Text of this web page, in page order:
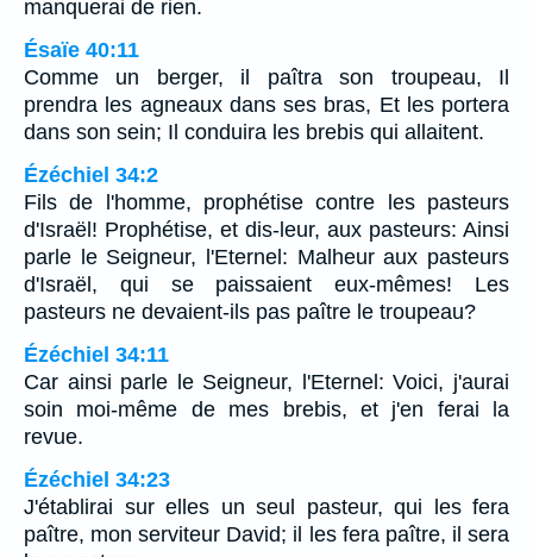
manquerai de rien.
Ésaïe 40:11
Comme un berger, il paîtra son troupeau, Il
prendra les agneaux dans ses bras, Et les portera
dans son sein; Il conduira les brebis qui allaitent.
Ézéchiel 34:2
Fils de l'homme, prophétise contre les pasteurs
d'Israël! Prophétise, et dis-leur, aux pasteurs: Ainsi
parle le Seigneur, l'Eternel: Malheur aux pasteurs
d'Israël, qui se paissaient eux-mêmes! Les
pasteurs ne devaient-ils pas paître le troupeau?
Ézéchiel 34:11
Car ainsi parle le Seigneur, l'Eternel: Voici, j'aurai
soin moi-même de mes brebis, et j'en ferai la
revue.
Ézéchiel 34:23
J'établirai sur elles un seul pasteur, qui les fera
paître, mon serviteur David; il les fera paître, il sera